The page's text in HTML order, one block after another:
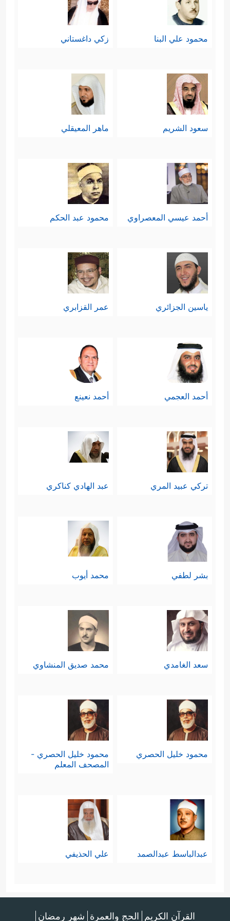
محمود علي البنا زكي داغستاني
سعود الشريم ماهر المعيقلي
أحمد عيسي المعصراوي محمود عبد الحكم
ياسين الجزائري عمر القزابري
أحمد العجمي أحمد نعينع
تركي عبيد المري عبد الهادي كناكري
بشر لطفي محمد أيوب
سعد الغامدي محمد صديق المنشاوي
محمود خليل الحصري
محمود خليل الحصري -
المصحف المعلم
عبدالباسط عبدالصمد علي الحذيفي
القرآن الكريم الحج والعمرة شهر رمضان